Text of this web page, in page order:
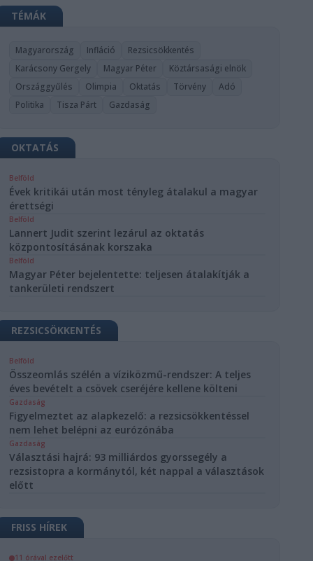
TÉMÁK
Magyarország Infláció
Rezsicsökkentés
Karácsony Gergely
Magyar Péter
Köztársasági elnök
Országgyűlés
Olimpia Oktatás Törvény
Adó
Politika
Tisza Párt Gazdaság
OKTATÁS
Belföld
Évek kritikái után most tényleg átalakul a magyar
érettségi
Belföld
Lannert Judit szerint lezárul az oktatás
központosításának korszaka
Belföld
Magyar Péter bejelentette: teljesen átalakítják a
tankerületi rendszert
REZSICSÖKKENTÉS
Belföld
Összeomlás szélén a víziközmű-rendszer: A teljes
éves bevételt a csövek cseréjére kellene költeni
Gazdaság
Figyelmeztet az alapkezelő: a rezsicsökkentéssel
nem lehet belépni az eurózónába
Gazdaság
Választási hajrá: 93 milliárdos gyorssegély a
rezsistopra a kormánytól, két nappal a választások
előtt
FRISS HÍREK
11 órával ezelőtt